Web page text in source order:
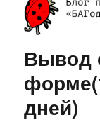
Вывод
дней)